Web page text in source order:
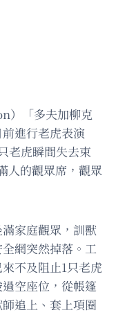
）「多夫加柳克
進行老虎表演
老虎瞬間失去束
人的觀眾席，觀眾
家庭觀眾，訓獸
網突然掉落。工
不及阻止1只老虎
空座位，從帳篷
追上、套上項圈